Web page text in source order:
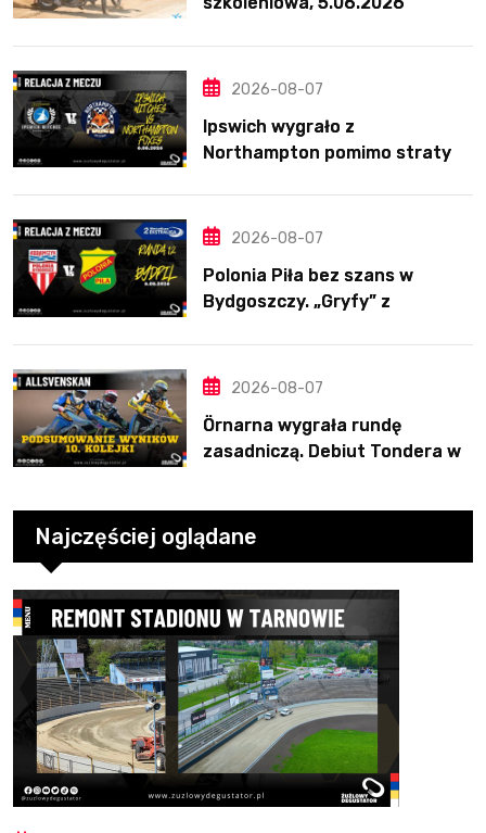
2026-08-07
Ipswich wygrało z
Northampton pomimo straty
2026-08-07
Polonia Piła bez szans w
Bydgoszczy. „Gryfy” z
2026-08-07
Örnarna wygrała rundę
zasadniczą. Debiut Tondera w
Najczęściej oglądane